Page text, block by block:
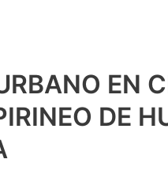
EN
DE